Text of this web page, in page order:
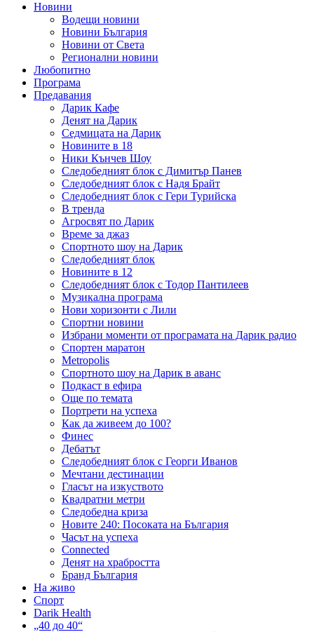
Новини
Водещи новини
Новини България
Новини от Света
Регионални новини
Любопитно
Програма
Предавания
Дарик Кафе
Денят на Дарик
Седмицата на Дарик
Новините в 18
Ники Кънчев Шоу
Следобедният блок с Димитър Панев
Следобедният блок с Надя Брайт
Следобедният блок с Гери Турийска
В тренда
Агросвят по Дарик
Време за джаз
Спортното шоу на Дарик
Следобедният блок
Новините в 12
Следобедният блок с Тодор Пантилеев
Музикална програма
Нови хоризонти с Лили
Спортни новини
Избрани моменти от програмата на Дарик радио
Спортен маратон
Metropolis
Спортното шоу на Дарик в аванс
Подкаст в ефира
Още по темата
Портрети на успеха
Как да живеем до 100?
Финес
Дебатът
Следобедният блок с Георги Иванов
Мечтани дестинации
Гласът на изкуството
Квадратни метри
Следобедна криза
Новите 240: Посоката на България
Часът на успеха
Connected
Денят на храбростта
Бранд България
На живо
Спорт
Darik Health
„40 до 40“